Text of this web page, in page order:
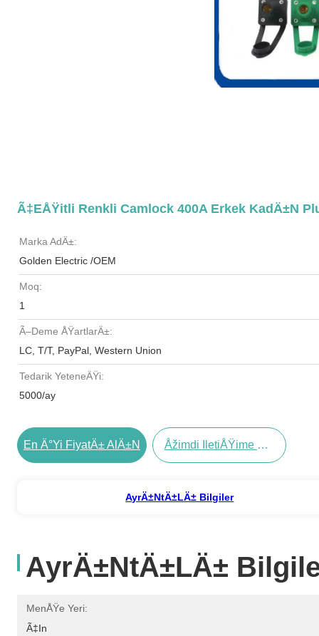
Ã‡eÅŸitli Renkli Camlock 400A Erkek KadÄ±n
Marka AdÄ±:
Golden Electric /OEM
Moq:
1
Ã–Deme ÅŸartlarÄ±:
LC, T/T, PayPal, Western Union
Tedarik YeteneÄŸi:
5000/ay
En Ä°yi FiyatÄ± AlÄ±n Åžimdi IletiÅŸime GeÃ§in
AyrÄ±ntÄ±lÄ± Bilgiler
AyrÄ±ntÄ±lÄ±
MenÅŸe Yeri:
Ã‡in